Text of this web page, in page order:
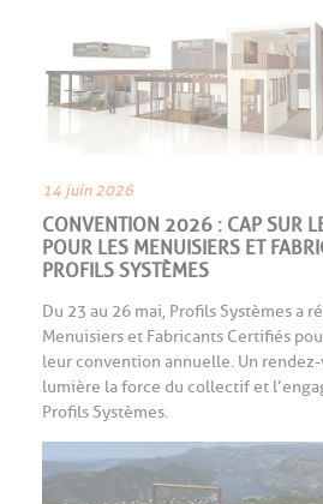
14 juin 2026
CONVENTION 2026 : CAP SUR
POUR LES MENUISIERS ET
PROFILS SYSTÈMES
Du 23 au 26 mai, Profils Systèmes a
Menuisiers et Fabricants Certifiés
leur convention annuelle. Un
lumière la force du collectif et
Profils Systèmes.